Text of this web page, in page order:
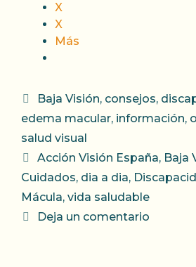
X
X
Más
Categorías
Baja Visión, consejos,
edema macular, información,
salud visual
Etiquetas
Acción Visión España, Baja
Cuidados, dia a dia,
Mácula, vida saludable
Deja un comentario